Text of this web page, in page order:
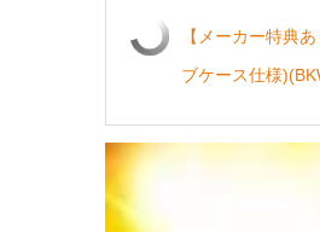
【メーカー特典
ブケース仕様